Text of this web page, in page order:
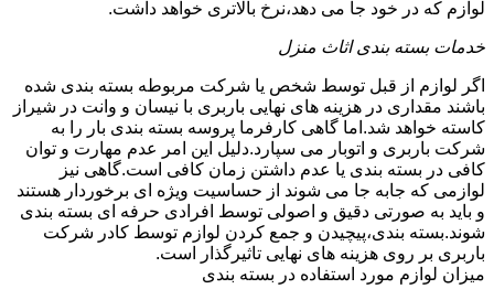
لوازم که در خود جا می دهد،نرخ بالاتری خواهد داشت.
خدمات بسته بندی اثاث منزل
اگر لوازم از قبل توسط شخص یا شرکت مربوطه بسته بندی شده
باشند مقداری در هزینه های نهایی باربری با نیسان و وانت در شیراز
کاسته خواهد شد.اما گاهی کارفرما پروسه بسته بندی بار را به
شرکت باربری و اتوبار می سپارد.دلیل این امر عدم مهارت و توان
کافی در بسته بندی یا عدم داشتن زمان کافی است.گاهی نیز
لوازمی که جابه جا می شوند از حساسیت ویژه ای برخوردار هستند
و باید به صورتی دقیق و اصولی توسط افرادی حرفه ای بسته بندی
شوند.بسته بندی،پیچیدن و جمع کردن لوازم توسط کادر شرکت
باربری بر روی هزینه های نهایی تاثیرگذار است.
میزان لوازم مورد استفاده در بسته بندی